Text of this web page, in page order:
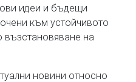
идеи и бъдещи
към устойчивото
възстановяване на
новини относно